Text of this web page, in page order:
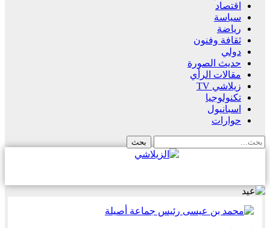
اقتصاد
سياسة
رياضة
ثقافة وفنون
دولي
حديث الصورة
مقالات الرأي
زيلاشي TV
تكنولوجيا
اسبانيول
حوارات